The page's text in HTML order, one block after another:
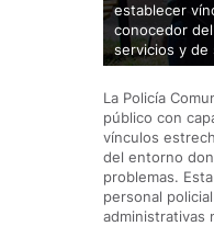
establecer
conocedor
servicios y de
La Policía
público con
vínculos
del entorno
problemas.
personal
administrativas